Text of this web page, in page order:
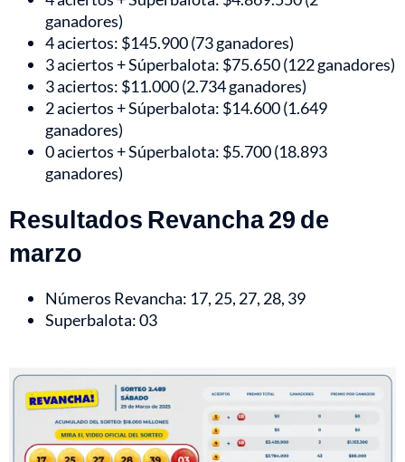
ganadores)
4 aciertos: $145.900 (73 ganadores)
3 aciertos + Súperbalota: $75.650 (122 ganadores)
3 aciertos: $11.000 (2.734 ganadores)
2 aciertos + Súperbalota: $14.600 (1.649
ganadores)
0 aciertos + Súperbalota: $5.700 (18.893
ganadores)
Resultados Revancha 29 de
marzo
Números Revancha: 17, 25, 27, 28, 39
Superbalota: 03